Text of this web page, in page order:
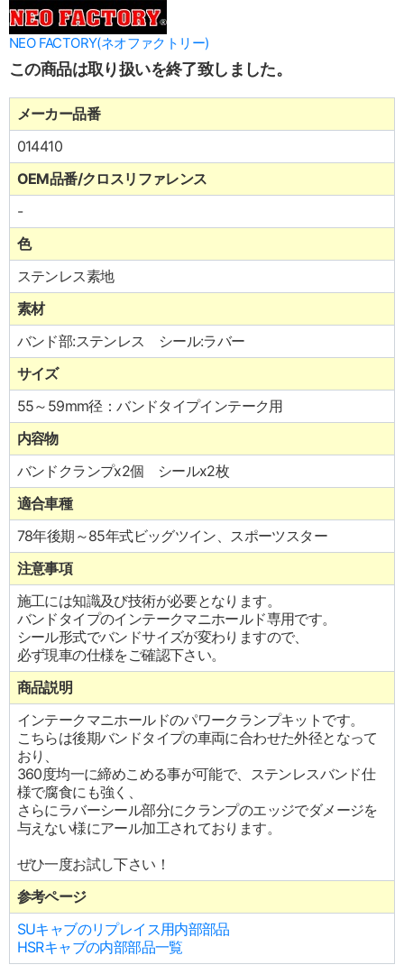
NEO FACTORY(ネオファクトリー)
この商品は取り扱いを終了致しました。
メーカー品番
014410
OEM品番/クロスリファレンス
-
色
ステンレス素地
素材
バンド部:ステンレス シール:ラバー
サイズ
55～59mm径：バンドタイプインテーク用
内容物
バンドクランプx2個 シールx2枚
適合車種
78年後期～85年式ビッグツイン、スポーツスター
注意事項
施工には知識及び技術が必要となります。
バンドタイプのインテークマニホールド専用です。
シール形式でバンドサイズが変わりますので、
必ず現車の仕様をご確認下さい。
商品説明
インテークマニホールドのパワークランプキットです。
こちらは後期バンドタイプの車両に合わせた外径となって
おり、
360度均一に締めこめる事が可能で、ステンレスバンド仕
様で腐食にも強く、
さらにラバーシール部分にクランプのエッジでダメージを
与えない様にアール加工されております。
ぜひ一度お試し下さい！
参考ページ
SUキャブのリプレイス用内部部品
HSRキャブの内部部品一覧